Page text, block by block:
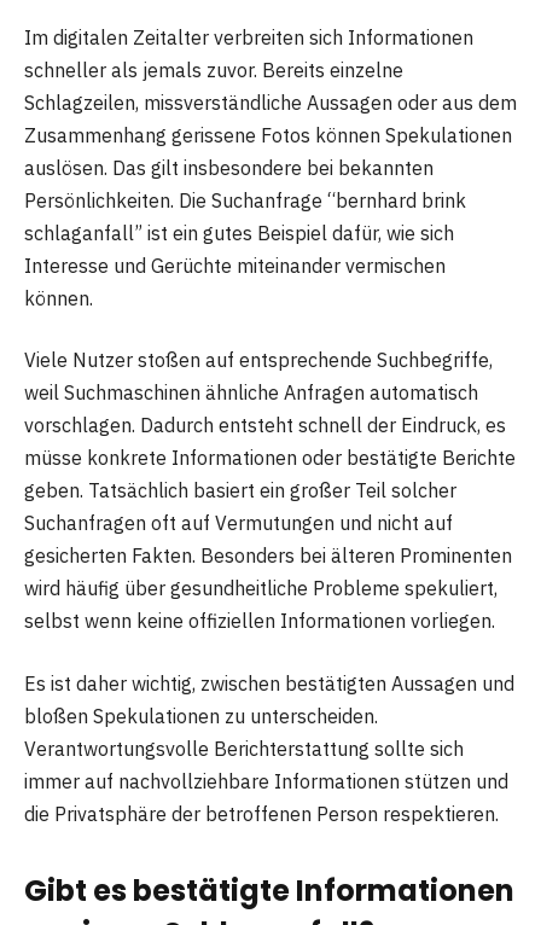
Im digitalen Zeitalter verbreiten sich Informationen
schneller als jemals zuvor. Bereits einzelne
Schlagzeilen, missverständliche Aussagen oder aus dem
Zusammenhang gerissene Fotos können Spekulationen
auslösen. Das gilt insbesondere bei bekannten
Persönlichkeiten. Die Suchanfrage “bernhard brink
schlaganfall” ist ein gutes Beispiel dafür, wie sich
Interesse und Gerüchte miteinander vermischen
können.
Viele Nutzer stoßen auf entsprechende Suchbegriffe,
weil Suchmaschinen ähnliche Anfragen automatisch
vorschlagen. Dadurch entsteht schnell der Eindruck, es
müsse konkrete Informationen oder bestätigte Berichte
geben. Tatsächlich basiert ein großer Teil solcher
Suchanfragen oft auf Vermutungen und nicht auf
gesicherten Fakten. Besonders bei älteren Prominenten
wird häufig über gesundheitliche Probleme spekuliert,
selbst wenn keine offiziellen Informationen vorliegen.
Es ist daher wichtig, zwischen bestätigten Aussagen und
bloßen Spekulationen zu unterscheiden.
Verantwortungsvolle Berichterstattung sollte sich
immer auf nachvollziehbare Informationen stützen und
die Privatsphäre der betroffenen Person respektieren.
Gibt es bestätigte Informationen